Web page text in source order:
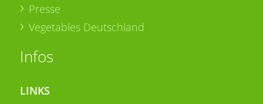
Presse
Vegetables Deutschland
Infos
LINKS